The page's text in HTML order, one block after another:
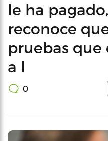
le ha
reconoce
pruebas
a l
0